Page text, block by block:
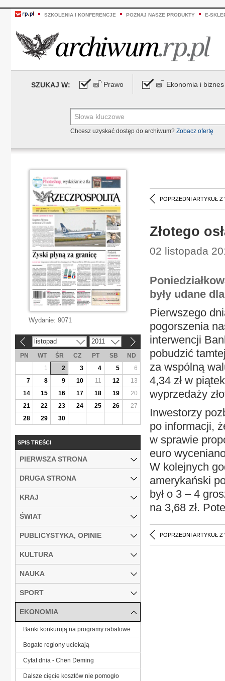
SZKOLENIA I KONFERENCJE POZNAJ NASZE PRODUKTY E-
SZUKAJ W: Prawo Ekonomia i biznes
Chcesz uzyskać dostęp do archiwum? Zobacz ofertę
POPRZEDNI ARTYKUŁ Z
Złotego
02 listopada
były udane
Pierwszego
pogorszenia
interwencji
pobudzić
za wspólną
4,34 zł w
wyprzedaży
Inwestorzy
po informacji,
w sprawie
euro
W kolejnych
amerykański
był o 3 – 4
na 3,68 zł.
POPRZEDNI ARTYKUŁ Z
Wydanie: 9071
listopad 2011
PN WT ŚR CZ PT SB
ND
1
2 3 4 5
6
7
8 9 10 11 12
13
14
15 16 17 18 19
20
21
22 23 24 25 26
27
28
29 30
SPIS TREŚCI
PIERWSZA STRONA
DRUGA STRONA
KRAJ
ŚWIAT
PUBLICYSTYKA, OPINIE
KULTURA
NAUKA
SPORT
EKONOMIA
Banki konkurują na programy rabatowe
Bogate regiony uciekają
Cytat dnia - Chen Deming
Dalsze cięcie kosztów nie pomogło